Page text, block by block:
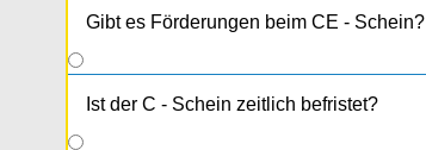
Gibt es Förderungen beim CE - Schein?
Ist der C - Schein zeitlich befristet?